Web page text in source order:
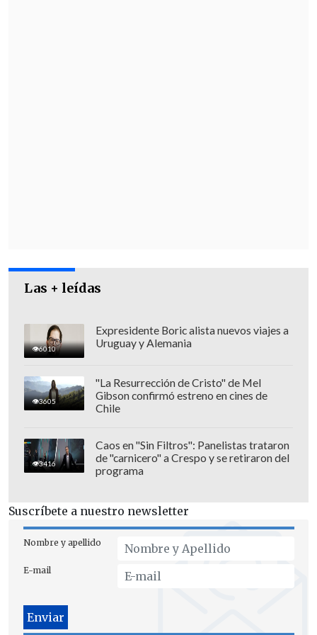
En un momento se refugiaron junto a
una piedra "abrazados
abrigarnos con nuestros cuerpos.
Andábamos los tres con short y polera".
"Fue una noche terrible donde
'Cangri' me decía 'me voy a morir, me
voy a morir'. Yo era el más fuerte
compañero, no nos va a pasar nada'",
afirmó.
Ya al amanecer del día siguiente, Cornejo
caminando "para calentar el cuerpo",
peroLeiva se quedó en el lugar tratando
Las + leídas
6010
Expresidente Boric alista nuevos viajes a
Uruguay y Alemania
3605
"La Resurrección de Cristo" de Mel
Gibson confirmó estreno en cines de
Chile
3416
Caos en "Sin Filtros": Panelistas trataron
de "carnicero" a Crespo y se retiraron del
programa
Suscríbete a nuestro newsletter
Nombre y apellido
E-mail